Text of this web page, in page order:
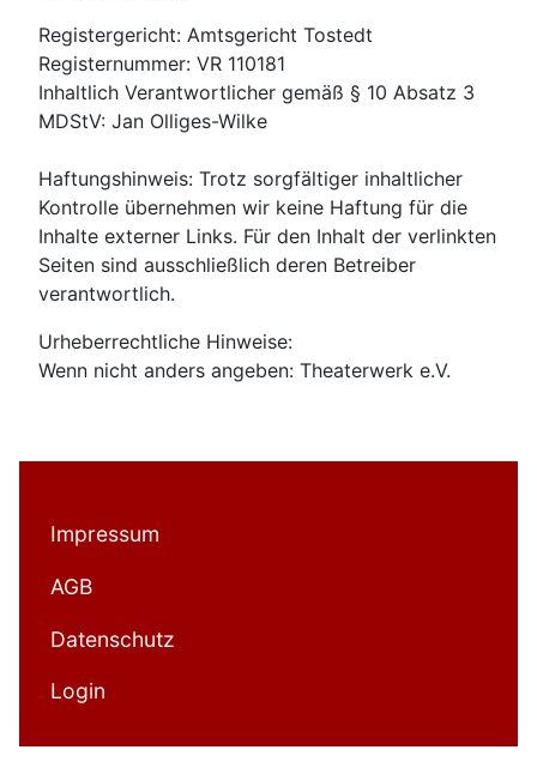
Registergericht: Amtsgericht Tostedt
Registernummer: VR 110181
Inhaltlich Verantwortlicher gemäß § 10 Absatz 3
MDStV: Jan Olliges-Wilke
Haftungshinweis: Trotz sorgfältiger inhaltlicher
Kontrolle übernehmen wir keine Haftung für die
Inhalte externer Links. Für den Inhalt der verlinkten
Seiten sind ausschließlich deren Betreiber
verantwortlich.
Urheberrechtliche Hinweise:
Wenn nicht anders angeben: Theaterwerk e.V.
Impressum
AGB
Datenschutz
Login